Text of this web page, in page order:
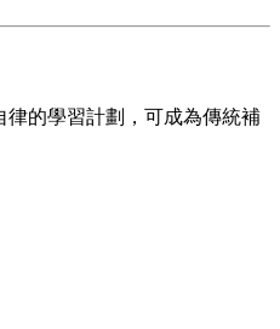
的學習計劃，可成為傳統補